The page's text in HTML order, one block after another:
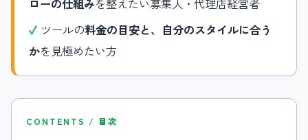
ローの仕組みを整えたい募集人・代理店経営者
ツールの料金の目安と、自分のスタイルに合う
かを見極めたい方
CONTENTS / 目次